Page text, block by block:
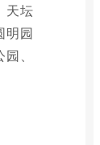
天坛
明园
、